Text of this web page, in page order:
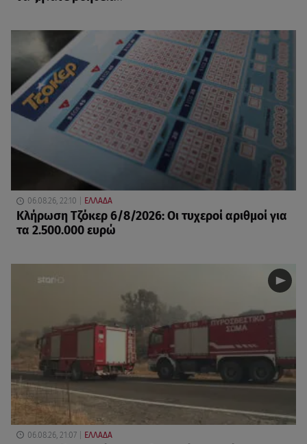
06.08.26, 22:10 ΕΛΛΑΔΑ
Κλήρωση Τζόκερ 6/8/2026: Οι τυχεροί αριθμοί για
τα 2.500.000 ευρώ
06.08.26, 21:07 ΕΛΛΑΔΑ